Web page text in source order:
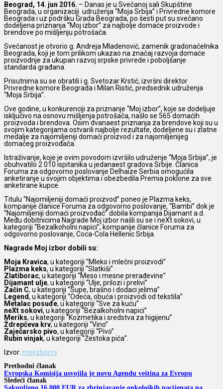
Beograd, 14. jun 2016. – Danas je u Svečanoj sali Skupštine
Beograda, u organizaciji udruženja “Moja Srbija” i Privredne komore
Beograda i uz podršku Grada Beograda, po šesti put su svečano
dodeljena priznanja “Moj izbor” za najbolje domaće proizvode i
brendove po mišljenju potrošača.
Svečanost je otvorio g. Andreja Mladenović, zamenik gradonačelnika
Beograda, koji je tom prilikom ukazao na značaj razvoja domaće
proizvodnje za ukupan razvoj srpske privrede i poboljšanje
standarda građana.
Prisutnima su se obratili i g. Svetozar Krstić, izvršni direktor
Privredne komore Beograda i Milan Ristić, predsednik udruženja
“Moja Srbija”.
Ove godine, u konkurenciji za priznanje “Moj izbor”, koje se dodeljuje
isključivo na osnovu mišljenja potrošača, našlo se 565 domaćih
proizvoda i brendova. Osim dvanaest priznanja za brendove koji su u
svojim kategorijama ostvarili najbolje rezultate, dodeljene su i zlatne
medalje za najomiljeniji domaći proizvod i za najomiljenijeg
domaćeg proizvođača.
Istraživanje, koje je ovim povodom izvršilo udruženje “Moja Srbija”, je
obuhvatilo 2 010 ispitanika u jedanaest gradova Srbije. Članica
Foruma za odgovorno poslovanje Delhaize Serbia omogućila
anketiranje u svojim objektima i obezbedila Premia poklone za sve
anketirane kupce.
Titulu “Najomiljeniji domaći proizvod” poneo je Plazma keks,
kompanije članice Foruma za odgovorno poslovanje, “Bambi” dok je
“Najomiljeniji domaći proizvođač” dobila kompanija Dijamant a.d.
Među dobitnicima Nagrade Moj izbor našli su se i neXt sokovi, u
kategoriji “Bezalkoholni napici”, kompanije članice Foruma za
odgovorno poslovanje, Coca-Cola Hellenic Srbija.
Nagrade Moj izbor dobili su:
Moja Kravica, u kategoriji “Mleko i mlečni proizvodi”
Plazma keks, u kategoriji “Slatkiši”
Zlatiborac, u kategoriji “Meso i mesne prerađevine”
Dijamant ulje, u kategoriji “Ulje, prilozi i prelivi”
Začin C, u kategoriji “Supe, brašno i dodaci jelima”
Legend, u kategoriji “Odeća, obuća i proizvodi od tekstila”
Metalac posuđe, u kategoriji “Sve za kuću”
neXt sokovi, u kategoriji “Bezalkoholni napici”
Meriks, u kategoriji “Kozmetika i sredstva za higijenu”
Ždrepčeva krv, u kategoriji “Vino”
Zaječarsko pivo, u kategoriji “Pivo”
Rubin vinjak, u kategoriji “Žestoka pića”.
Izvor: mojizbor.rs
Prethodni članak
Evropska Komisija usvojila je novu Agendu veština za Evropu
Sledeći članak